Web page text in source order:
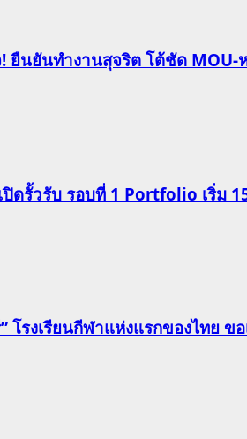
! ยืนยันทำงานสุจริต โต้ชัด
ดรั้วรับ รอบที่ 1 Portfolio เริ่ม
โรงเรียนกีฬาแห่งแรกของไท